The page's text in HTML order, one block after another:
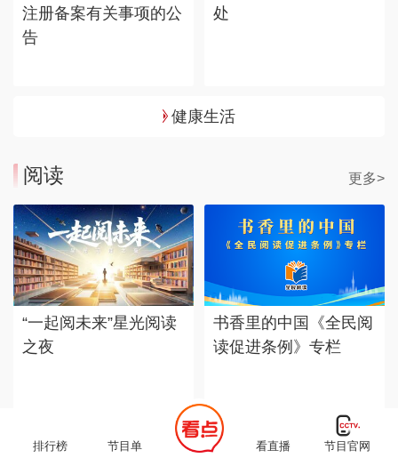
注册备案有关事项的公
告
处
健康生活
阅读 更多>
“一起阅未来”星光阅读
之夜
书香里的中国《全民阅
读促进条例》专栏
排行榜 节目单 看直播 节目官网